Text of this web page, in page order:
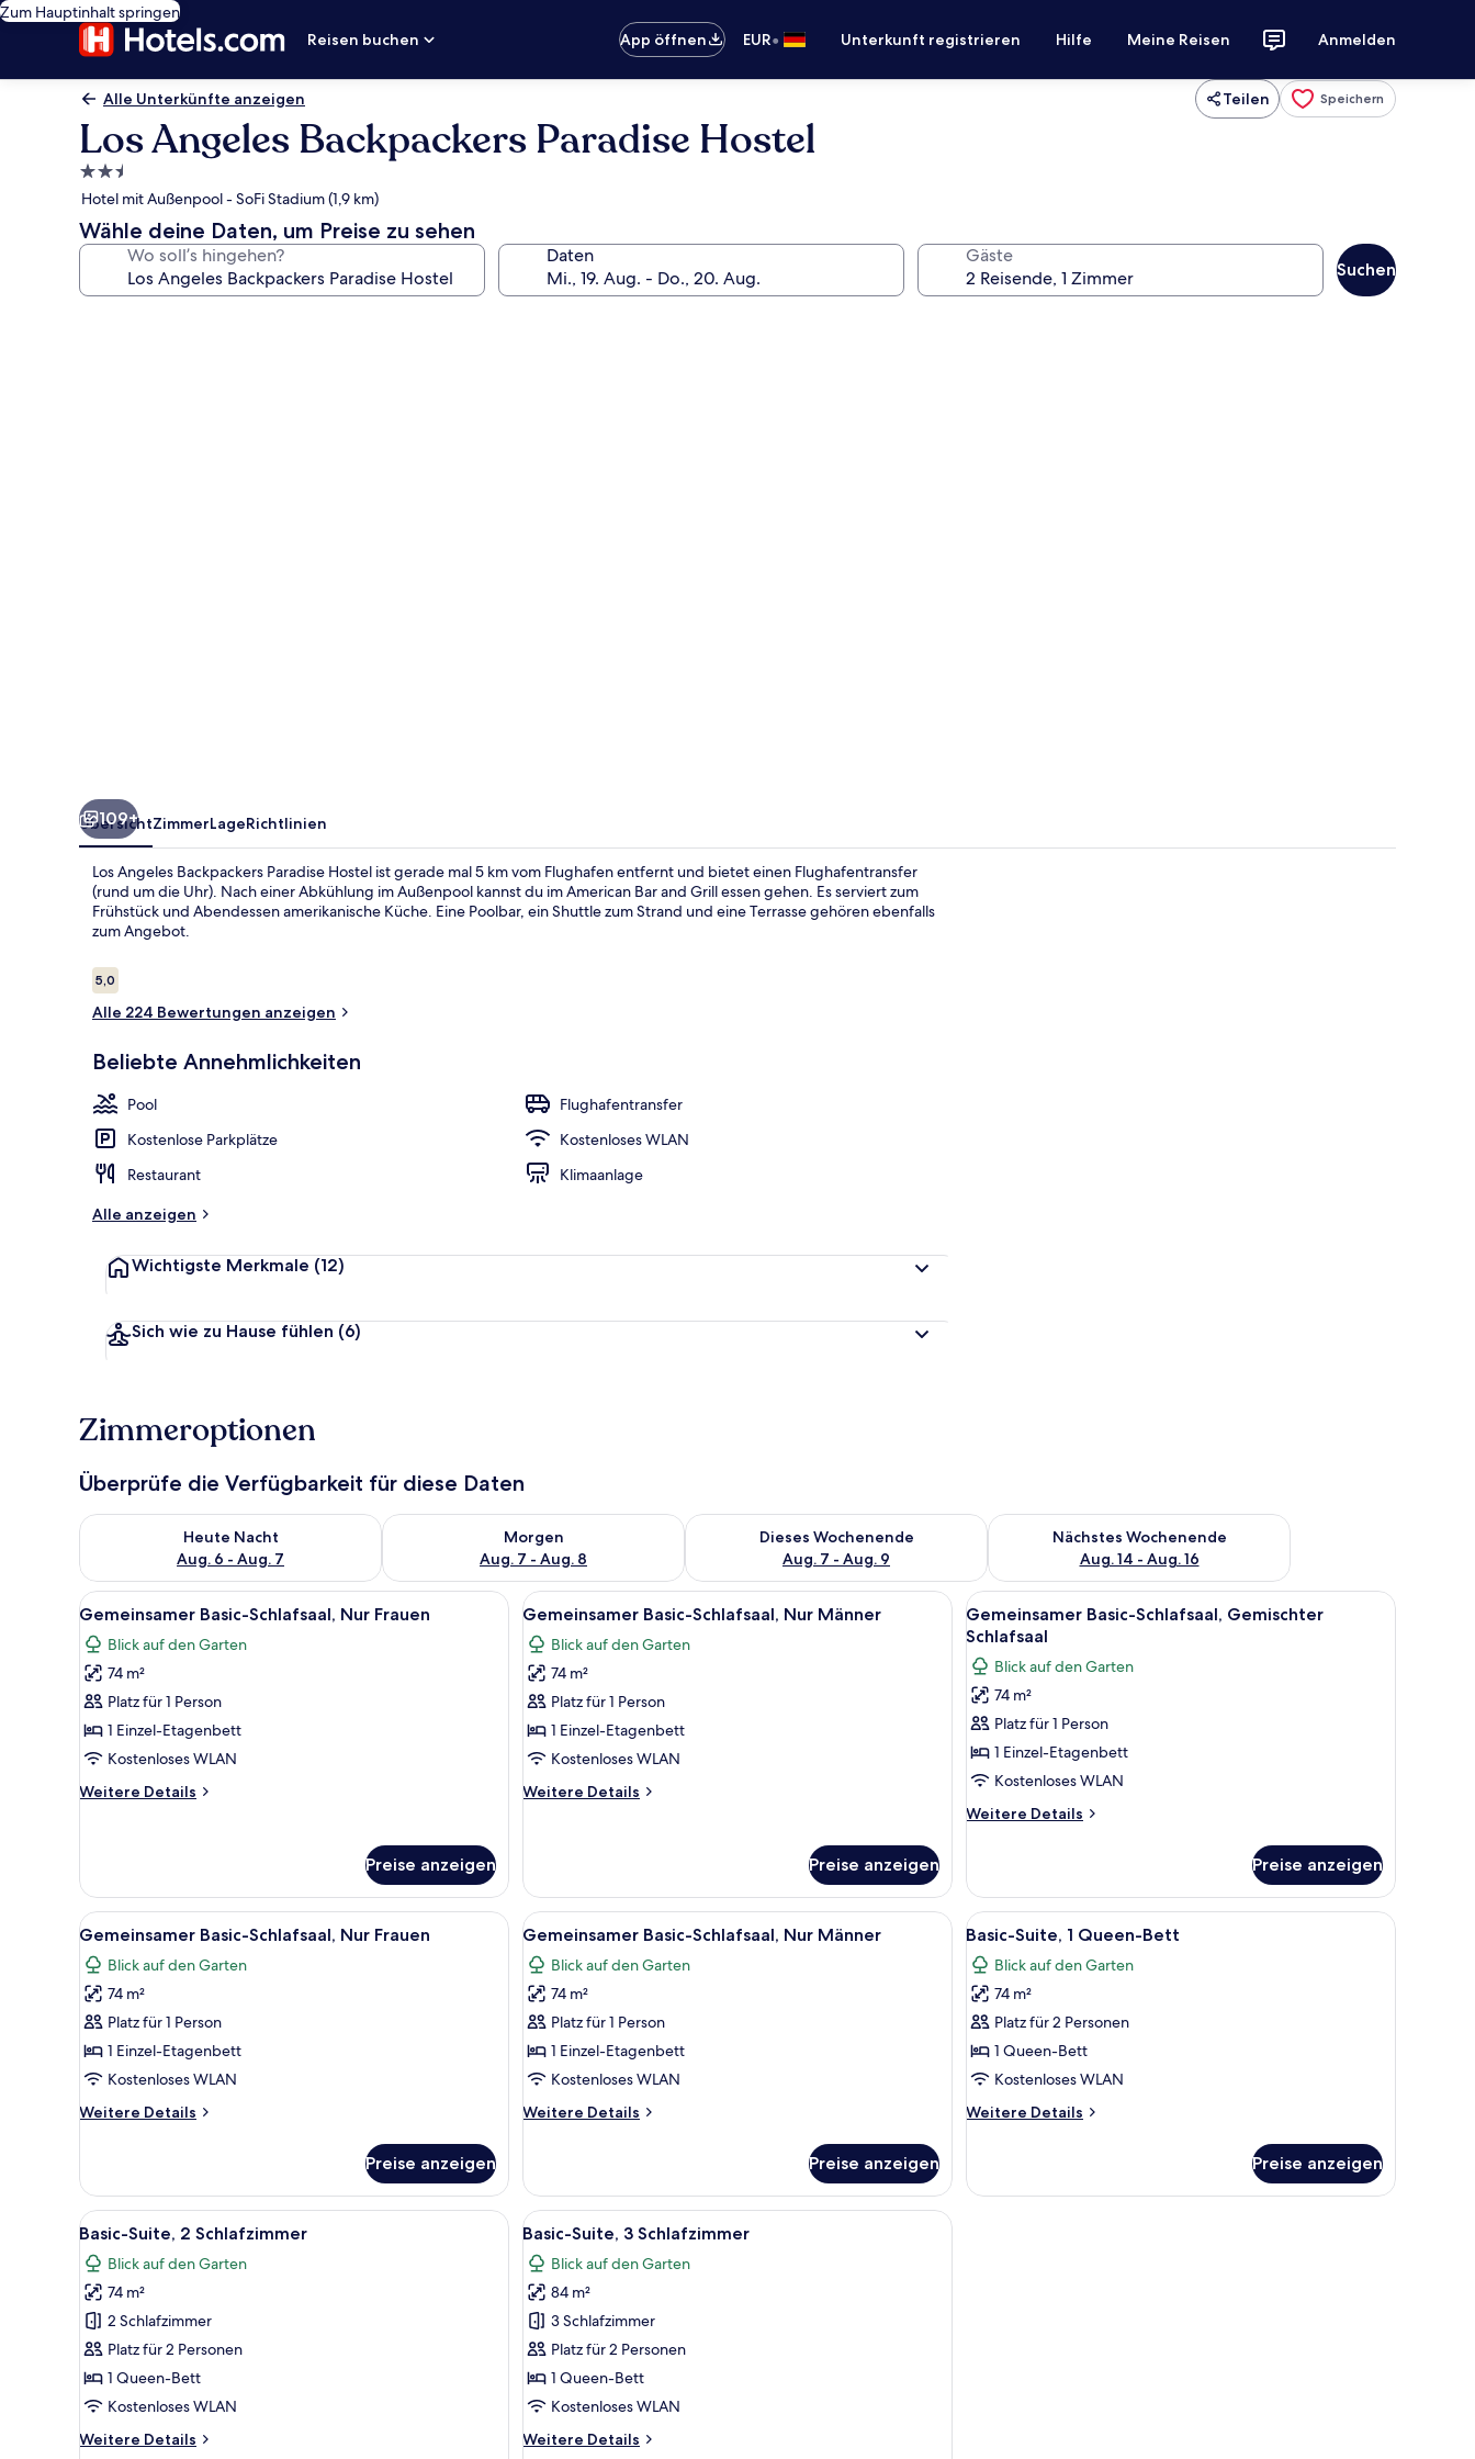
Zum Hauptinhalt springen
Reisen buchen
App öffnen EUR• Unterkunft registrieren Hilfe Meine Reisen Anmelden
Alle Unterkünfte anzeigen Teilen Speichern
Los Angeles Backpackers Paradise Hostel
2.5-
Sterne-
Unterkunft
Hotel mit Außenpool - SoFi Stadium (1,9 km)
Wähle deine Daten, um Preise zu sehen
Wo soll’s hingehen? Daten Gäste
Suchen
109+
ÜbersichtZimmerLageRichtlinien
Los Angeles Backpackers Paradise Hostel ist gerade mal 5 km vom Flughafen entfernt und bietet einen Flughafentransfer
(rund um die Uhr). Nach einer Abkühlung im Außenpool kannst du im American Bar and Grill essen gehen. Es serviert zum
Frühstück und Abendessen amerikanische Küche. Eine Poolbar, ein Shuttle zum Strand und eine Terrasse gehören ebenfalls
zum Angebot.
Bewertungen
5,05,0 von 10.
Alle 224 Bewertungen anzeigen
Beliebte Annehmlichkeiten
Pool
Flughafentransfer
Kostenlose Parkplätze
Kostenloses WLAN
Restaurant
Klimaanlage
Alle anzeigen
Wichtigste Merkmale (12)
Sich wie zu Hause fühlen (6)
Zimmeroptionen
Überprüfe die Verfügbarkeit für diese Daten
Heute Nacht
Aug. 6 - Aug. 7
Überprüfe die Verfügbarkeit für heute Nacht, Aug. 6 - Aug. 7.
Morgen
Aug. 7 - Aug. 8
Überprüfe die Verfügbarkeit für morgen, Aug. 7 - Aug. 8.
Dieses Wochenende
Aug. 7 - Aug. 9
Überprüfe die Verfügbarkeit für dieses Wochenende, Aug. 7 - Aug. 9.
Nächstes Wochenende
Aug. 14 - Aug. 16
Überprüfe die Verfügbarkeit für nächstes Wochenende, Aug.
Alle
Fotos
für
Gemeinsamer
Basic-
Schlafsaal,
Nur
anzeigen
Schallisolierte Zimmer, kostenloses WLAN
7
Gemeinsamer Basic-Schlafsaal, Nur Frauen
Blick auf den Garten
74 m²
Platz für 1 Person
1 Einzel-Etagenbett
Kostenloses WLAN
Weitere Details
Weitere
Schlafsaal,
Nur
Frauen
Preise anzeigen
Alle
Fotos
für
Gemeinsamer
Basic-
Schlafsaal,
Nur
anzeigen
Schallisolierte Zimmer, kostenloses WLAN
7
Gemeinsamer Basic-Schlafsaal, Nur Männer
Blick auf den Garten
74 m²
Platz für 1 Person
1 Einzel-Etagenbett
Kostenloses WLAN
Weitere Details
Weitere
Schlafsaal,
Nur
Männer
Preise anzeigen
Alle
Fotos
für
Gemeinsamer
Basic-
Schlafsaal,
Gemischter
Schlafsaal
anzeigen
Schallisolierte Zimmer, kostenloses WLAN
6
Gemeinsamer Basic-Schlafsaal, Gemischter
Schlafsaal
Blick auf den Garten
74 m²
Platz für 1 Person
1 Einzel-Etagenbett
Kostenloses WLAN
Weitere Details
Weitere
Basic-
Schlafsaal,
Gemischter
Schlafsaal
Preise anzeigen
Alle
Fotos
für
Gemeinsamer
Basic-
Schlafsaal,
Nur
anzeigen
Schallisolierte Zimmer, kostenloses WLAN
6
Gemeinsamer Basic-Schlafsaal, Nur Frauen
Blick auf den Garten
74 m²
Platz für 1 Person
1 Einzel-Etagenbett
Kostenloses WLAN
Weitere Details
Weitere
Basic-
Schlafsaal,
Nur
Frauen
Preise anzeigen
Alle
Fotos
für
Gemeinsamer
Basic-
Schlafsaal,
Nur
anzeigen
Schallisolierte Zimmer, kostenloses WLAN
7
Gemeinsamer Basic-Schlafsaal, Nur Männer
Blick auf den Garten
74 m²
Platz für 1 Person
1 Einzel-Etagenbett
Kostenloses WLAN
Weitere Details
Weitere
Basic-
Schlafsaal,
Nur
Männer
Preise anzeigen
Alle
Fotos
für
Basic-
Suite,
1
Queen-
anzeigen
Schallisolierte Zimmer, kostenloses WLAN
3
Basic-Suite, 1 Queen-Bett
Blick auf den Garten
74 m²
Platz für 2 Personen
1 Queen-Bett
Kostenloses WLAN
Weitere Details
Weitere
Suite,
Preise anzeigen
Alle
Fotos
für
Basic-
Suite,
2 Schlafzimmer
anzeigen
Schallisolierte Zimmer, kostenloses WLAN
3
Basic-Suite, 2 Schlafzimmer
Blick auf den Garten
74 m²
2 Schlafzimmer
Platz für 2 Personen
1 Queen-Bett
Kostenloses WLAN
Weitere Details
Weitere
Alle
Fotos
für
Basic-
Suite,
3 Schlafzimmer
anzeigen
Basic-Suite, 3 Schlafzimmer | Schallisolierte Zimmer, kostenloses WLAN
3
Basic-Suite, 3 Schlafzimmer
Blick auf den Garten
84 m²
3 Schlafzimmer
Platz für 2 Personen
1 Queen-Bett
Kostenloses WLAN
Weitere Details
Weitere